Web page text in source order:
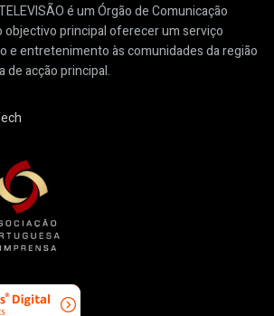
é um Órgão de Comunicação
objectivo principal oferecer um serviço
e entretenimento às comunidades da região
de acção principal.